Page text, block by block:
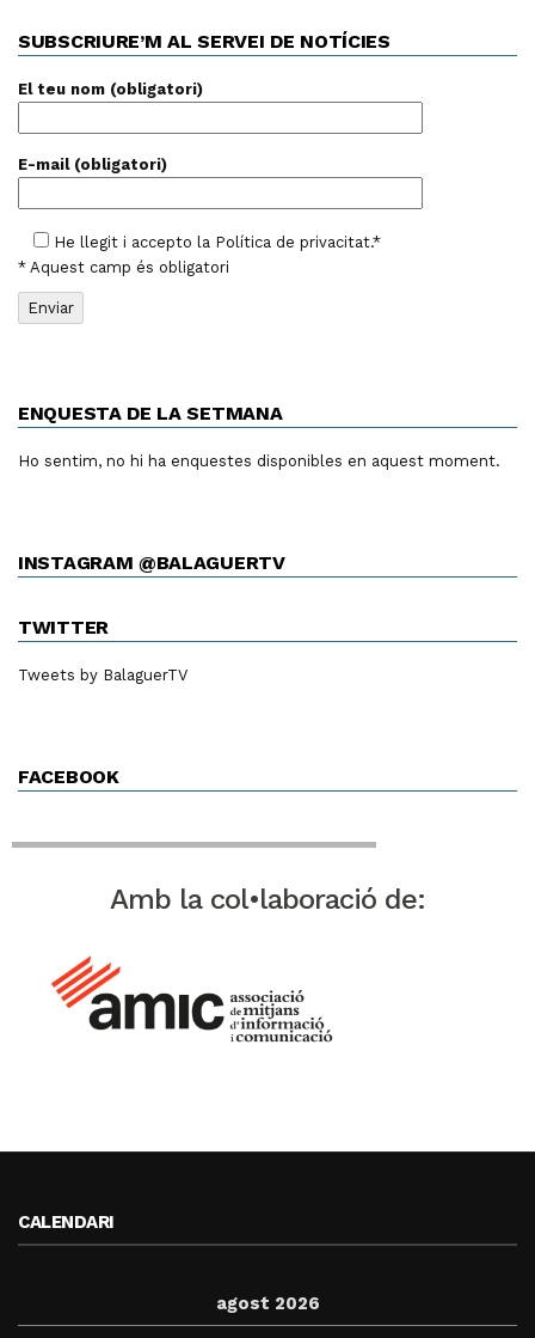
SUBSCRIURE’M AL SERVEI DE NOTÍCIES
El teu nom (obligatori)
E-mail (obligatori)
He llegit i accepto la Política de privacitat.*
* Aquest camp és obligatori
ENQUESTA DE LA SETMANA
Ho sentim, no hi ha enquestes disponibles en aquest moment.
INSTAGRAM @BALAGUERTV
TWITTER
Tweets by BalaguerTV
FACEBOOK
Amb la col•laboració de:
CALENDARI
agost 2026